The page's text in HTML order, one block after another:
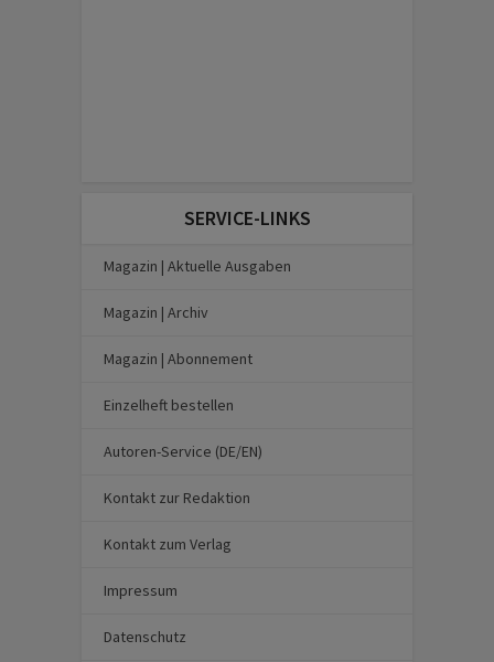
SERVICE-LINKS
Magazin | Aktuelle Ausgaben
Magazin | Archiv
Magazin | Abonnement
Einzelheft bestellen
Autoren-Service (DE/EN)
Kontakt zur Redaktion
Kontakt zum Verlag
Impressum
Datenschutz